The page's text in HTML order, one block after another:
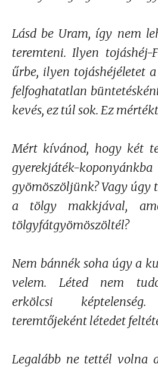
Lásd be Uram, így nem
teremteni. Ilyen tojáshéj-
űrbe, ilyen tojáshéjéletet
felfoghatatlan
kevés, ez túl sok. Ez
Mért kívánod, hogy két
gyerekjáték-
gyömöszöljünk? Vagy úgy
a tölgy makkjával,
tölgyfátgyömöszöltél?
Nem bánnék soha úgy a
velem. Léted nem
erkölcsi
teremtőjeként létedet
Legalább ne tettél volna